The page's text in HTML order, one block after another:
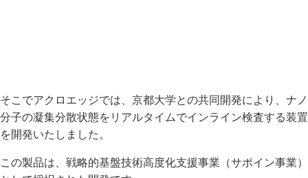
そこでアクロエッジでは、京都大学との共同開発により、ナノ
分子の凝集分散状態をリアルタイムでインライン検査する装置
を開発いたしました。
この製品は、戦略的基盤技術高度化支援事業（サポイン事業）